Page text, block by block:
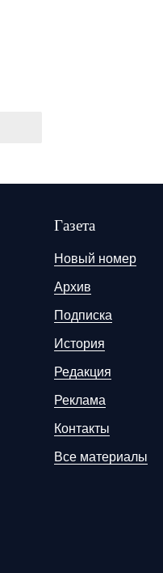
Газета
Новый номер
Архив
Подписка
История
Редакция
Реклама
Контакты
Все материалы